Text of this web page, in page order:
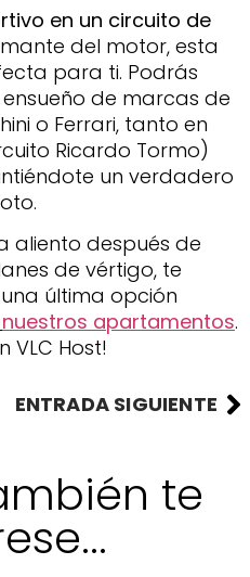
en un circuito de
del motor, esta
para ti. Podrás
de marcas de
o Ferrari, tanto en
Ricardo Tormo)
un verdadero
aliento después de
de vértigo, te
última opción
nuestros apartamentos.
VLC Host!
ENTRADA SIGUIENTE
te